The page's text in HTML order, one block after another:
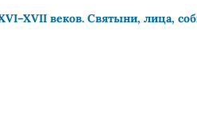
веков. Святыни, лица,